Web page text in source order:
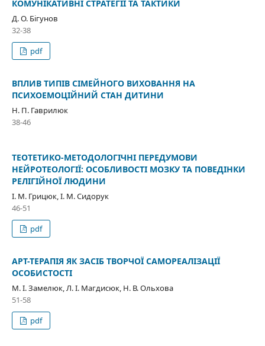
КОМУНІКАТИВНІ СТРАТЕГІЇ ТА ТАКТИКИ
Д. О. Бігунов
32-38
pdf
ВПЛИВ ТИПІВ СІМЕЙНОГО ВИХОВАННЯ НА
ПСИХОЕМОЦІЙНИЙ СТАН ДИТИНИ
Н. П. Гаврилюк
38-46
ТЕОТЕТИКО-МЕТОДОЛОГІЧНІ ПЕРЕДУМОВИ
НЕЙРОТЕОЛОГІЇ: ОСОБЛИВОСТІ МОЗКУ ТА ПОВЕДІНКИ
РЕЛІГІЙНОЇ ЛЮДИНИ
І. М. Грицюк, І. М. Сидорук
46-51
pdf
АРТ-ТЕРАПІЯ ЯК ЗАСІБ ТВОРЧОЇ САМОРЕАЛІЗАЦІЇ
ОСОБИСТОСТІ
М. І. Замелюк, Л. І. Магдисюк, Н. В. Ольхова
51-58
pdf